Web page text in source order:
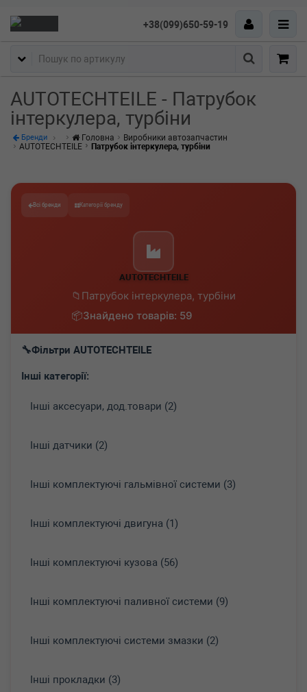
+38(099)650-59-19
Пошук
AUTOTECHTEILE - Патрубок
інтеркулера, турбіни
Бренди Головна
Виробники автозапчастин
AUTOTECHTEILE
Патрубок інтеркулера, турбіни
Всі бренди Категорії бренду
AUTOTECHTEILE
Патрубок інтеркулера, турбіни
Знайдено товарів: 59
Фільтри AUTOTECHTEILE
Інші категорії:
Інші аксесуари, дод.товари (2)
Інші датчики (2)
Інші комплектуючі гальмівної системи (3)
Інші комплектуючі двигуна (1)
Інші комплектуючі кузова (56)
Інші комплектуючі паливної системи (9)
Інші комплектуючі системи змазки (2)
Інші прокладки (3)